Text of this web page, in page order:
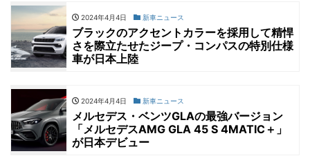
2024年4月4日 新車ニュース
ブラックのアクセントカラーを採用して精悍
さを際立たせたジープ・コンパスの特別仕様
車が日本上陸
2024年4月4日 新車ニュース
メルセデス・ベンツGLAの最強バージョン
「メルセデスAMG GLA 45 S 4MATIC＋」
が日本デビュー